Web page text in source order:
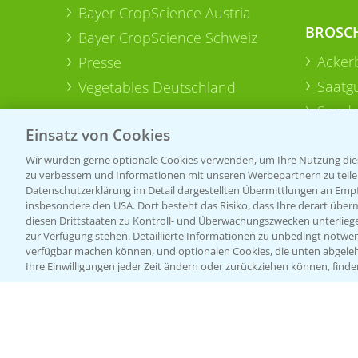
Bayer CropScience Austria
Bayer CropScience Schweiz
Presse
Vegetables Deutschland
Einsatz von Cookies
Wir würden gerne optionale Cookies verwenden, um Ihre Nutzung
zu verbessern und Informationen mit unseren Werbepartnern zu
Datenschutzerklärung im Detail dargestellten Übermittlungen an
insbesondere den USA. Dort besteht das Risiko, dass Ihre derart
diesen Drittstaaten zu Kontroll- und Überwachungszwecken
zur Verfügung stehen. Detaillierte Informationen zu unbedingt
verfügbar machen können, und optionalen Cookies, die unten
Ihre Einwilligungen jeder Zeit ändern oder zurückziehen können,